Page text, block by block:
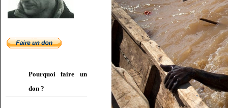
Pourquoi faire un
don ?